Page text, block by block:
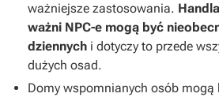
ważniejsze zastosowania.
ważni NPC-e mogą być
dziennych i dotyczy to przede
dużych osad.
Domy wspomnianych osób mogą